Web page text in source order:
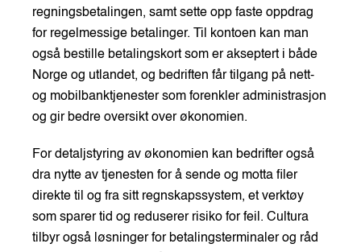
regningsbetalingen, samt sette opp faste oppdrag
for regelmessige betalinger. Til kontoen kan man
også bestille betalingskort som er akseptert i både
Norge og utlandet, og bedriften får tilgang på nett-
og mobilbanktjenester som forenkler administrasjon
og gir bedre oversikt over økonomien.
For detaljstyring av økonomien kan bedrifter også
dra nytte av tjenesten for å sende og motta filer
direkte til og fra sitt regnskapssystem, et verktøy
som sparer tid og reduserer risiko for feil. Cultura
tilbyr også løsninger for betalingsterminaler og råd